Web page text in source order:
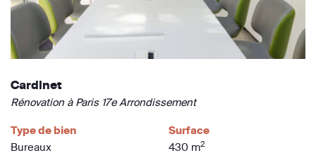
Cardinet
Rénovation à Paris 17e Arrondissement
Type de bien
Bureaux
Surface
430 m2